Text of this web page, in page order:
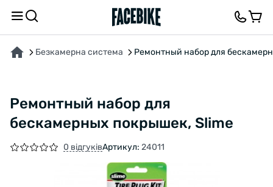
Безкамерна система Ремонтный набор для
Ремонтный набор для
бескамерных покрышек, Slime
0 відгуківАртикул: 24011
ПРО ТОВАР ВІДГУКИ ТА ЗАПИТАННЯ